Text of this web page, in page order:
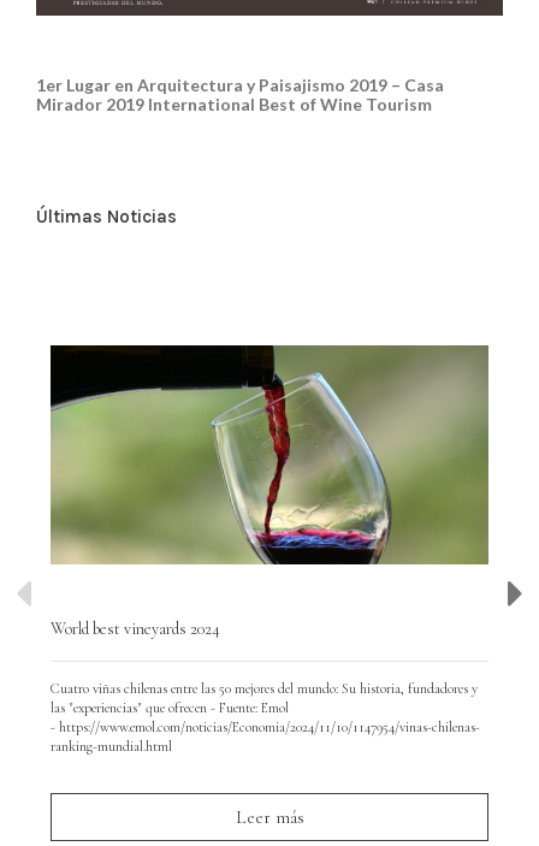
1er Lugar en Arquitectura y Paisajismo 2019 – Casa
Mirador 2019 International Best of Wine Tourism
Últimas Noticias
World best vineyards 2024
Cuatro viñas chilenas entre las 50 mejores del mundo: Su historia, fundadores y
las "experiencias" que ofrecen - Fuente: Emol
- https://www.emol.com/noticias/Economia/2024/11/10/1147954/vinas-chilenas-
ranking-mundial.html
Leer más